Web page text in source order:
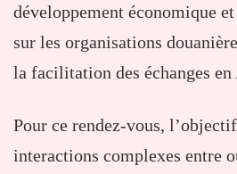
développement économique
sur les organisations
la facilitation des échanges
Pour ce rendez-vous,
interactions complexes entre